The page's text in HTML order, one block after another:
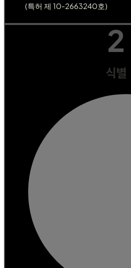
(특허 제 10-2663240호)
2
식별